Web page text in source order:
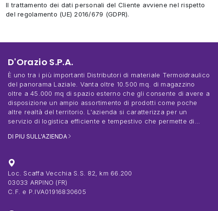
Il trattamento dei dati personali del Cliente avviene nel rispetto
del regolamento (UE) 2016/679 (GDPR).
D'Orazio S.P.A.
È uno tra i più importanti Distributori di materiale Termoidraulico
del panorama Laziale. Vanta oltre 10.500 mq. di magazzino
oltre a 45.000 mq di spazio esterno che gli consente di avere a
disposizione un ampio assortimento di prodotti come poche
altre realtà del territorio. L'azienda si caratterizza per un
servizio di logistica efficiente e tempestivo che permette di
Nelle altre Regioni il servizio è garantito comunque in 48H,
catalogo D'Orazio soddisfa la maggior parte delle esigenze dei
settori residenziale e industriale, e annovera tra i suoi fornitori i
più prestigiosi marchi a livello nazionale e internazionale,
riconosciuti universalmente come sinonimo di qualità e
sicurezza.
DI PIU SULL'AZIENDA
Loc. Scaffa Vecchia S.S. 82, km 66.200
03033 ARPINO (FR)
C.F. e P.IVA01916830605